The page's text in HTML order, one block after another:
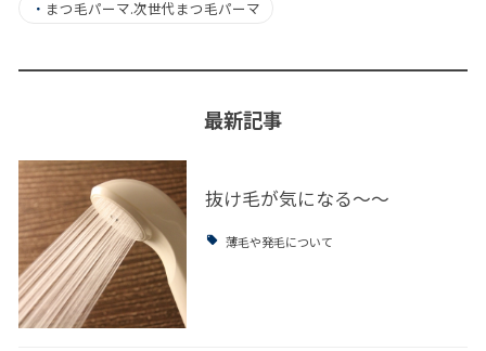
・ まつ毛パーマ.次世代まつ毛パーマ
最新記事
抜け毛が気になる～～
薄毛や発毛について